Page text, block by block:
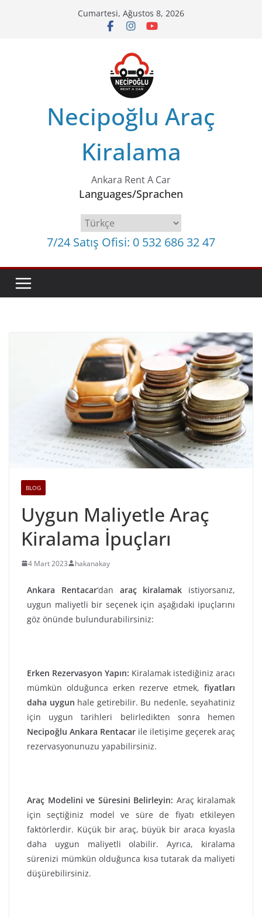
Cumartesi, Ağustos 8, 2026
Necipoğlu Araç
Kiralama
Ankara Rent A Car
Languages/Sprachen
7/24 Satış Ofisi: 0 532 686 32 47
BLOG
Uygun Maliyetle Araç
Kiralama İpuçları
4 Mart 2023 hakanakay
Ankara Rentacar‘dan araç kiralamak istiyorsanız,
uygun maliyetli bir seçenek için aşağıdaki ipuçlarını
göz önünde bulundurabilirsiniz:
Erken Rezervasyon Yapın: Kiralamak istediğiniz aracı
mümkün olduğunca erken rezerve etmek, fiyatları
daha uygun hale getirebilir. Bu nedenle, seyahatiniz
için uygun tarihleri belirledikten sonra hemen
Necipoğlu Ankara Rentacar ile iletişime geçerek araç
rezervasyonunuzu yapabilirsiniz.
Araç Modelini ve Süresini Belirleyin: Araç kiralamak
için seçtiğiniz model ve süre de fiyatı etkileyen
faktörlerdir. Küçük bir araç, büyük bir araca kıyasla
daha uygun maliyetli olabilir. Ayrıca, kiralama
sürenizi mümkün olduğunca kısa tutarak da maliyeti
düşürebilirsiniz.